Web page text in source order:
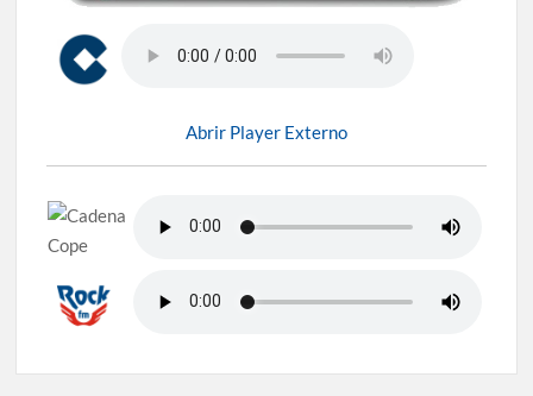
Abrir Player Externo